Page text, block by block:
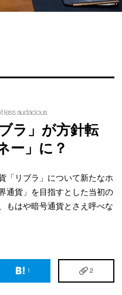
less audacious
ラ」が方針転
ー」に？
「リブラ」について新たなホ
通貨」を目指すとした当初の
もはや暗号通貨とさえ呼べな
1 2